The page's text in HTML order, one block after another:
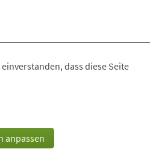
dass diese Seite
anpassen